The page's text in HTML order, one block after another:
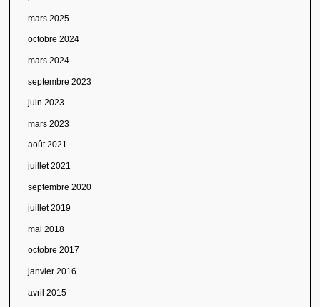
mars 2025
octobre 2024
mars 2024
septembre 2023
juin 2023
mars 2023
août 2021
juillet 2021
septembre 2020
juillet 2019
mai 2018
octobre 2017
janvier 2016
avril 2015